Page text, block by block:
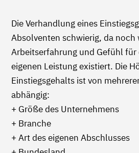
Die Verhandlung eines
Absolventen schwierig, da noch
Arbeitserfahrung und Gefühl für
eigenen Leistung existiert. Die
Einstiegsgehalts ist von
abhängig:
+ Größe des Unternehmens
+ Branche
+ Art des eigenen Abschlusses